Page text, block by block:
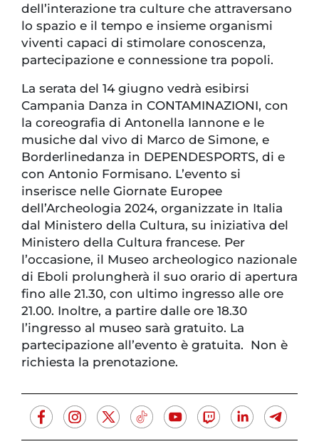
dell’interazione tra culture che attraversano
lo spazio e il tempo e insieme organismi
viventi capaci di stimolare conoscenza,
partecipazione e connessione tra popoli.
La serata del 14 giugno vedrà esibirsi
Campania Danza in CONTAMINAZIONI, con
la coreografia di Antonella Iannone e le
musiche dal vivo di Marco de Simone, e
Borderlinedanza in DEPENDESPORTS, di e
con Antonio Formisano. L’evento si
inserisce nelle Giornate Europee
dell’Archeologia 2024, organizzate in Italia
dal Ministero della Cultura, su iniziativa del
Ministero della Cultura francese. Per
l’occasione, il Museo archeologico nazionale
di Eboli prolungherà il suo orario di apertura
fino alle 21.30, con ultimo ingresso alle ore
21.00. Inoltre, a partire dalle ore 18.30
l’ingresso al museo sarà gratuito. La
partecipazione all’evento è gratuita. Non è
richiesta la prenotazione.